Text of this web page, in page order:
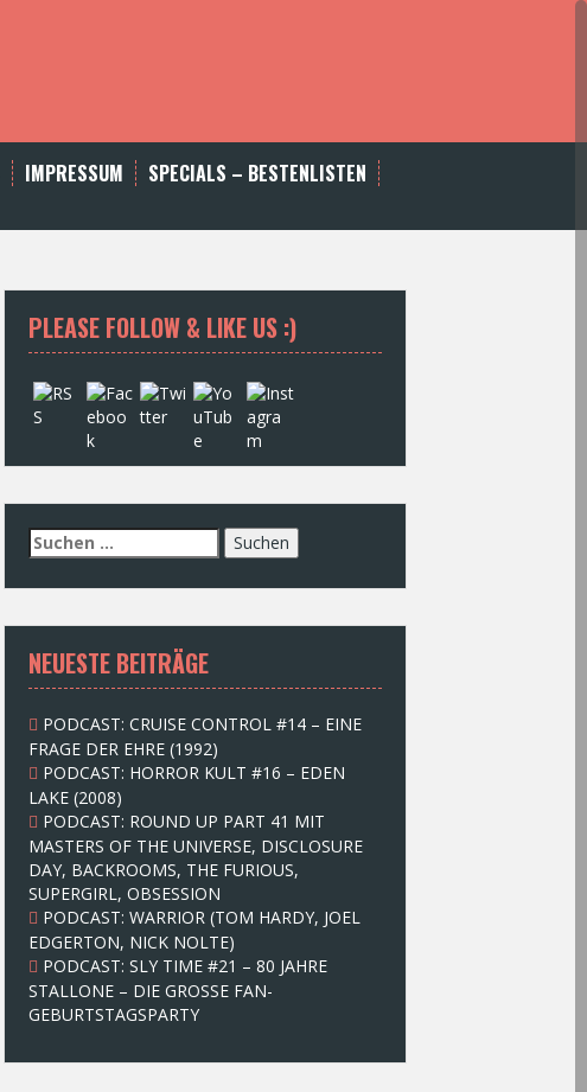
IMPRESSUM
SPECIALS – BESTENLISTEN
PLEASE FOLLOW & LIKE US :)
S
u
c
e
n
n
c
h
:
NEUESTE BEITRÄGE
PODCAST: CRUISE CONTROL #14 – EINE
FRAGE DER EHRE (1992)
PODCAST: HORROR KULT #16 – EDEN
LAKE (2008)
PODCAST: ROUND UP PART 41 MIT
MASTERS OF THE UNIVERSE, DISCLOSURE
DAY, BACKROOMS, THE FURIOUS,
SUPERGIRL, OBSESSION
PODCAST: WARRIOR (TOM HARDY, JOEL
EDGERTON, NICK NOLTE)
PODCAST: SLY TIME #21 – 80 JAHRE
STALLONE – DIE GROSSE FAN-
GEBURTSTAGSPARTY